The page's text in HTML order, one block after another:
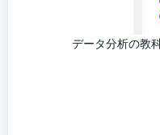
データ分析の教